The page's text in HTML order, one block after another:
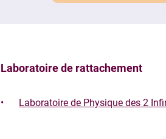
Laboratoire de rattachement
Laboratoire de Physique des 2